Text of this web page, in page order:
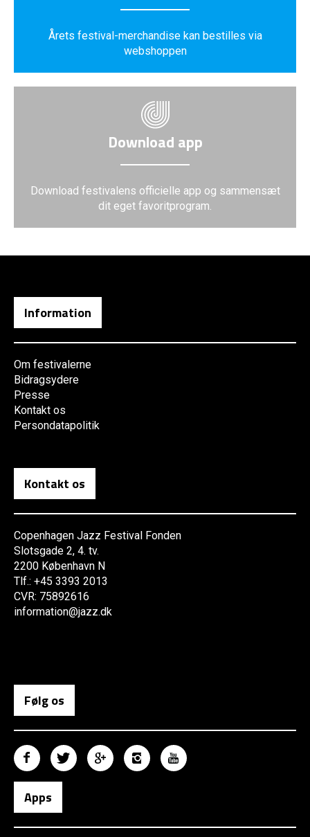
Årets festival-merchandise kan bestilles via
webshoppen
Download app
Download festivalens officielle app og sammensæt
dit eget favoritprogram.
Information
Om festivalerne
Bidragsydere
Presse
Kontakt os
Persondatapolitik
Kontakt os
Copenhagen Jazz Festival Fonden
Slotsgade 2, 4. tv.
2200 København N
Tlf.: +45 3393 2013
CVR: 75892616
information@jazz.dk
Følg os
Apps